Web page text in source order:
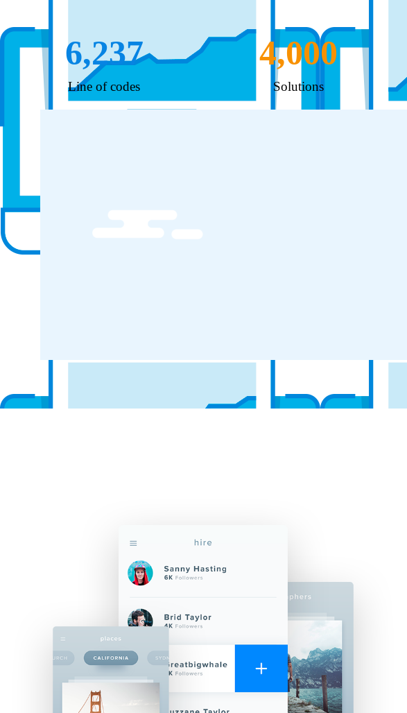
Line of codes
6,237
Solutions
4,000